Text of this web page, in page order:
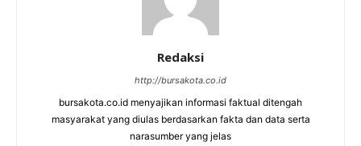
Redaksi
http://bursakota.co.id
bursakota.co.id menyajikan informasi faktual ditengah
masyarakat yang diulas berdasarkan fakta dan data serta
narasumber yang jelas